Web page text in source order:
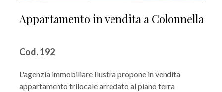
Appartamento in vendita a Colonnella
Cod. 192
L'agenzia immobiliare Ilustra propone in vendita
appartamento trilocale arredato al piano terra